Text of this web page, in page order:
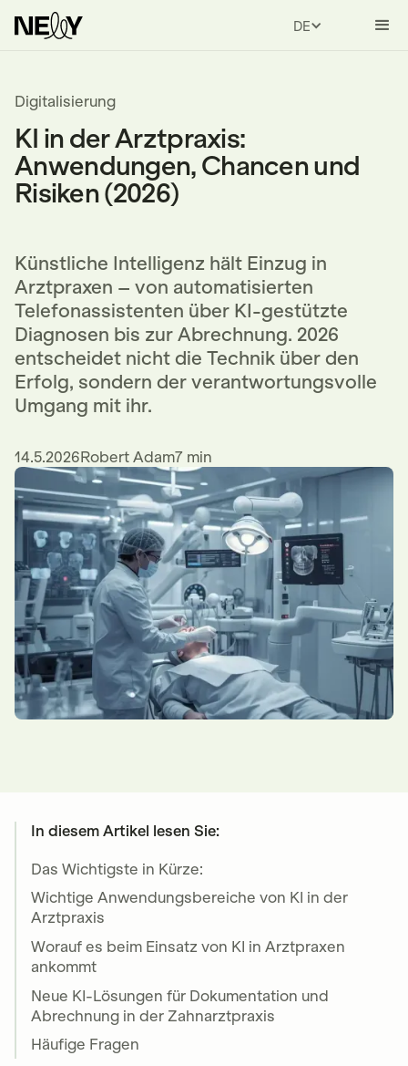
DEUTSCH
Digitalisierung
KI in der Arztpraxis:
Anwendungen, Chancen und
Risiken (2026)
Künstliche Intelligenz hält Einzug in
Arztpraxen – von automatisierten
Telefonassistenten über KI-gestützte
Diagnosen bis zur Abrechnung. 2026
entscheidet nicht die Technik über den
Erfolg, sondern der verantwortungsvolle
Umgang mit ihr.
14.5.2026Robert Adam7 min
In diesem Artikel lesen Sie:
Das Wichtigste in Kürze:
Wichtige Anwendungsbereiche von KI in der
Arztpraxis
Worauf es beim Einsatz von KI in Arztpraxen
ankommt
Neue KI-Lösungen für Dokumentation und
Abrechnung in der Zahnarztpraxis
Häufige Fragen